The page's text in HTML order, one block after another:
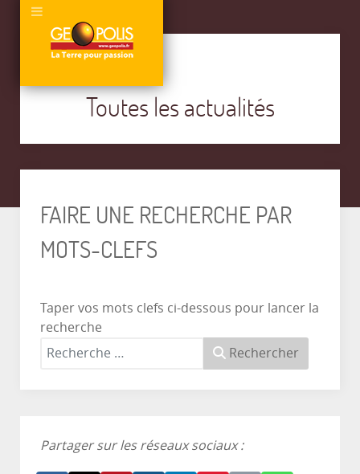
Toutes les actualités
FAIRE UNE RECHERCHE PAR
MOTS-CLEFS
Taper vos mots clefs ci-dessous pour lancer la
recherche
Rechercher
Partager sur les réseaux sociaux :